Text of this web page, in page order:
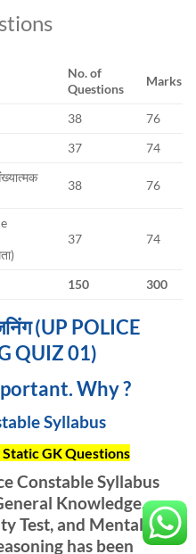
No. of
Questions
Marks
38
76
37
74
38 76
37 74
150 300
(UP POLICE
QUIZ 01)
Why ?
Syllabus
GK Questions
Constable Syllabus
Knowledge,
Test, and Mental
has been